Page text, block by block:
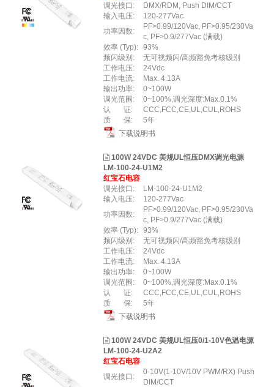
调光接口:
DMX/RDM, Push DIM/CCT
输入电压:
120-277Vac
功率因数:
PF>0.99/120Vac, PF>0.95/230Va
c, PF>0.9/277Vac (满载)
效率 (Typ): 93%
频闪级别:
无可视频闪/高频豁免考核级别
工作电压:
24Vdc
工作电流:
Max. 4.13A
输出功率:
0~100W
调光范围:
0~100%,调光深度:Max.0.1%
认 证:
CCC,FCC,CE,UL,CUL,ROHS
质 保:
5年
下载说明书
100W 24VDC 美规UL恒压DMX调光电源
LM-100-24-U1M2
红宝石电容
调光接口:
LM-100-24-U1M2
输入电压:
120-277Vac
功率因数:
PF>0.99/120Vac, PF>0.95/230Va
c, PF>0.9/277Vac (满载)
效率 (Typ): 93%
频闪级别:
无可视频闪/高频豁免考核级别
工作电压:
24Vdc
工作电流:
Max. 4.13A
输出功率:
0~100W
调光范围:
0~100%,调光深度:Max.0.1%
认 证:
CCC,FCC,CE,UL,CUL,ROHS
质 保:
5年
下载说明书
100W 24VDC 美规UL恒压0/1-10V色温电源
LM-100-24-U2A2
红宝石电容
调光接口:
0-10V(1-10V/10V PWM/RX) Push
DIM/CCT